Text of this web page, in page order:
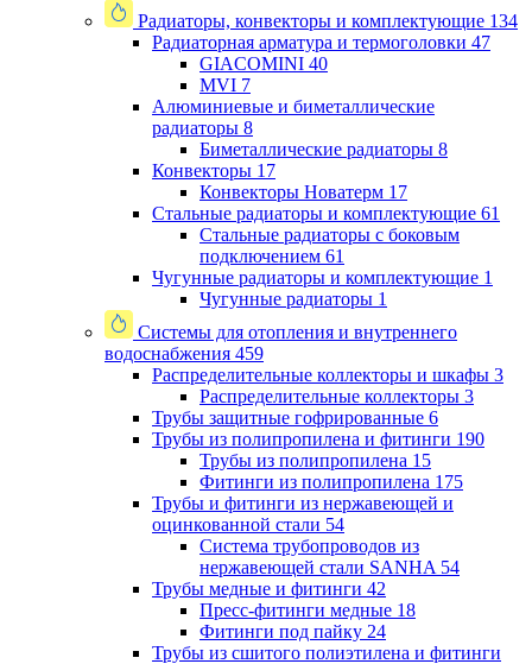
Радиаторы, конвекторы и комплектующие 134
Радиаторная арматура и термоголовки 47
GIACOMINI 40
MVI 7
Алюминиевые и биметаллические
радиаторы 8
Биметаллические радиаторы 8
Конвекторы 17
Конвекторы Новатерм 17
Стальные радиаторы и комплектующие 61
Стальные радиаторы с боковым
подключением 61
Чугунные радиаторы и комплектующие 1
Чугунные радиаторы 1
Системы для отопления и внутреннего
водоснабжения 459
Распределительные коллекторы и шкафы 3
Распределительные коллекторы 3
Трубы защитные гофрированные 6
Трубы из полипропилена и фитинги 190
Трубы из полипропилена 15
Фитинги из полипропилена 175
Трубы и фитинги из нержавеющей и
оцинкованной стали 54
Система трубопроводов из
нержавеющей стали SANHA 54
Трубы медные и фитинги 42
Пресс-фитинги медные 18
Фитинги под пайку 24
Трубы из сшитого полиэтилена и фитинги